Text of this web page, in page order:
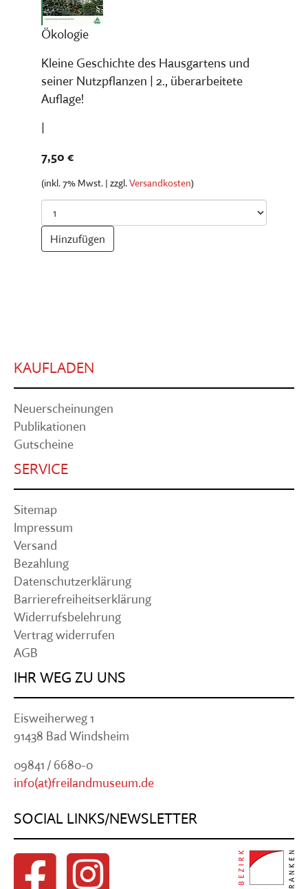
Ökologie
Kleine Geschichte des Hausgartens und
seiner Nutzpflanzen | 2., überarbeitete
Auflage!
|
7,50 €
(inkl. 7% Mwst. | zzgl.Versandkosten)
Anzahl
Hinzufügen
KAUFLADEN
Neuerscheinungen
Publikationen
Gutscheine
SERVICE
Sitemap
Impressum
Versand
Bezahlung
Datenschutzerklärung
Barrierefreiheitserklärung
Widerrufsbelehrung
Vertrag widerrufen
AGB
IHR WEG ZU UNS
Eisweiherweg 1
91438 Bad Windsheim
09841 / 6680-0
info(at)freilandmuseum.de
SOCIAL LINKS/NEWSLETTER